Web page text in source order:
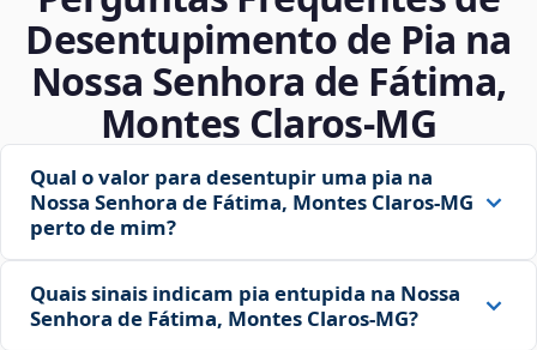
Desentupimento de Pia na
Nossa Senhora de Fátima,
Montes Claros‑MG
Qual o valor para desentupir uma pia na
Nossa Senhora de Fátima, Montes Claros‑MG
perto de mim?
Quais sinais indicam pia entupida na Nossa
Senhora de Fátima, Montes Claros‑MG?